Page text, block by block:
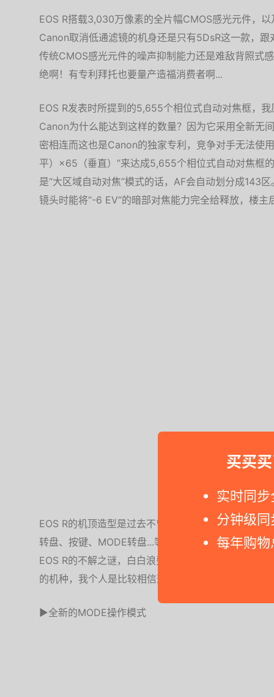
买买
实时同
分钟级
每年购
EOS R搭载3,030万像素的全片幅CMOS感光元件，
Canon取消低通滤镜的机身还是只有5DsR这一款，
传统CMOS感光元件的噪声抑制能力还是难敌背照式
绝啊！有专利拜托也要量产造福消费者啊...
EOS R发表时所提到的5,655个相位式自动对焦框，
Canon为什么能达到这样的数量？因为它采用全新无
密相连而这也是Canon的独家专利，竞争对手无法使
平）×65（垂直）”来达成5,655个相位式自动对焦框
是“大区域自动对焦”模式的话，AF会自动划分成143
镜头时能将“-6 EV”的暗部对焦能力完全给释放，楼
EOS R的机顶造型是过去不曾见过的，毕竟过去的
转盘、按键、MODE转盘...等等的配置都与过去机种
EOS R的不解之谜，白白浪费一个功能转盘的位置，
的机种，我个人是比较相信这个说法。
▶全新的MODE操作模式